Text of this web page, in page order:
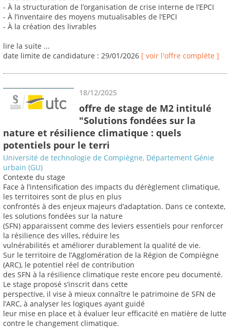
- À la structuration de l’organisation de crise interne de l’EPCI
- À l’inventaire des moyens mutualisables de l’EPCI
- À la création des livrables
lire la suite ...
date limite de candidature : 29/01/2026 [ voir l'offre complète ]
18/12/2025
offre de stage de M2 intitulé
"Solutions fondées sur la
nature et résilience climatique : quels
potentiels pour le terri
Université de technologie de Compiègne, Département Génie
urbain (GU)
Contexte du stage
Face à l’intensification des impacts du dérèglement climatique,
les territoires sont de plus en plus
confrontés à des enjeux majeurs d’adaptation. Dans ce contexte,
les solutions fondées sur la nature
(SFN) apparaissent comme des leviers essentiels pour renforcer
la résilience des villes, réduire les
vulnérabilités et améliorer durablement la qualité de vie.
Sur le territoire de l’Agglomération de la Région de Compiègne
(ARC), le potentiel réel de contribution
des SFN à la résilience climatique reste encore peu documenté.
Le stage proposé s’inscrit dans cette
perspective, il vise à mieux connaître le patrimoine de SFN de
l’ARC, à analyser les logiques ayant guidé
leur mise en place et à évaluer leur efficacité en matière de lutte
contre le changement climatique.